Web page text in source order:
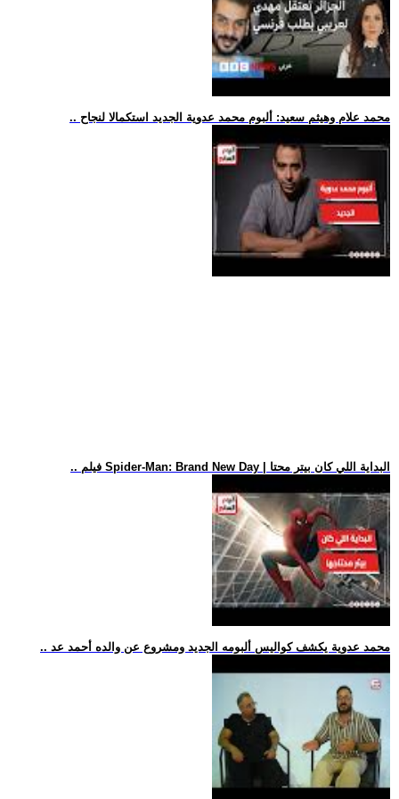
.. محمد علام وهيثم سعيد: ألبوم محمد عدوية الجديد استكمالا لنجاح
.. فيلم Spider-Man: Brand New Day | البداية اللي كان بيتر محتا
.. محمد عدوية يكشف كواليس ألبومه الجديد ومشروع عن والده أحمد عد